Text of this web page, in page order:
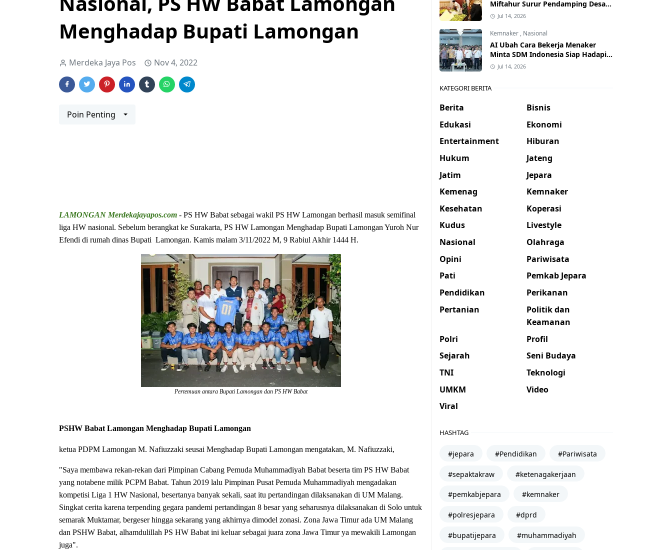
Menghadap Bupati Lamongan
Merdeka Jaya Pos Nov 4, 2022
Poin Penting
LAMONGAN Merdekajayapos.com - PS HW Babat sebagai wakil PS HW Lamongan berhasil masuk semifinal
liga HW nasional. Sebelum berangkat ke Surakarta, PS HW Lamongan Menghadap Bupati Lamongan Yuroh Nur
Efendi di rumah dinas Bupati Lamongan. Kamis malam 3/11/2022 M, 9 Rabiul Akhir 1444 H.
Pertemuan antara Bupati Lamongan dan PS HW Babat
PSHW Babat Lamongan Menghadap Bupati Lamongan
ketua PDPM Lamongan M. Nafiuzzaki seusai Menghadap Bupati Lamongan mengatakan, M. Nafiuzzaki,
"Saya membawa rekan-rekan dari Pimpinan Cabang Pemuda Muhammadiyah Babat beserta tim PS HW Babat
yang notabene milik PCPM Babat. Tahun 2019 lalu Pimpinan Pusat Pemuda Muhammadiyah mengadakan
kompetisi Liga 1 HW Nasional, besertanya banyak sekali, saat itu pertandingan dilaksanakan di UM Malang.
Singkat cerita karena terpending gegara pandemi pertandingan 8 besar yang seharusnya dilaksanakan di Solo untuk
semarak Muktamar, bergeser hingga sekarang yang akhirnya dimodel zonasi. Zona Jawa Timur ada UM Malang
dan PSHW Babat, alhamdulillah PS HW Babat ini keluar sebagai juara zona Jawa Timur ya mewakili Lamongan
juga".
Miftahur Surur Pendamping Desa
yang Sakit
Jul 14, 2026
Kemnaker , Nasional
AI Ubah Cara Bekerja Menaker
Minta SDM Indonesia Siap Hadapi
Dunia Kerja Baru
Jul 14, 2026
KATEGORI BERITA
Berita
Bisnis
Edukasi
Ekonomi
Entertainment
Hiburan
Hukum
Jateng
Jatim
Jepara
Kemenag
Kemnaker
Kesehatan
Koperasi
Kudus
Livestyle
Nasional
Olahraga
Opini
Pariwisata
Pati
Pemkab Jepara
Pendidikan
Perikanan
Pertanian
Politik dan
Keamanan
Polri
Profil
Sejarah
Seni Budaya
TNI
Teknologi
UMKM
Video
Viral
HASHTAG
#jepara #Pendidikan #Pariwisata
#sepaktakraw #ketenagakerjaan
#pemkabjepara #kemnaker
#polresjepara #dprd
#bupatijepara #muhammadiyah